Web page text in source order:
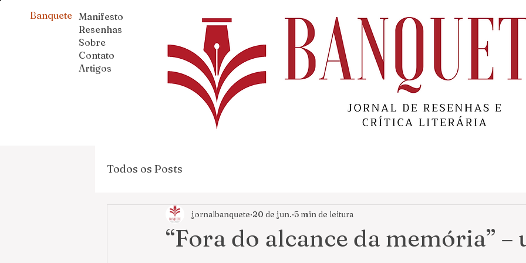
Banquete Manifesto
Resenhas
Sobre
Contato
Artigos
Todos os Posts
“Fora do alcance da memória” –
jornalbanquete 20 de jun. 5 min de leitura